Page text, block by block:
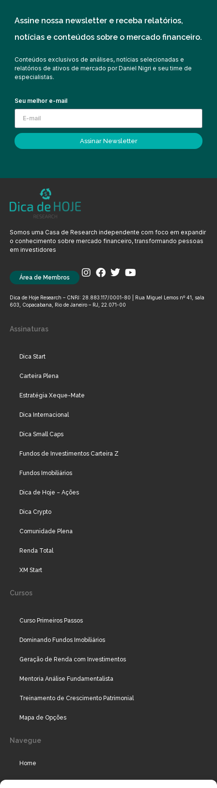
Assine nossa newsletter e receba relatórios,
notícias e conteúdos sobre o mercado financeiro.
Conteúdos exclusivos de análises, notícias selecionadas e
relatórios de ativos de mercado por Daniel Nigri e seu time de
especialistas.
Seu melhor e-mail
Assinar Newsletter
Somos uma Casa de Research independente com foco em expandir
o conhecimento sobre mercado financeiro, transformando pessoas
em investidores
Área de Membros
Dica de Hoje Research – CNPJ: 28.883.117/0001-80 | Rua Miguel Lemos nº 41, sala
603, Copacabana, Rio de Janeiro – RJ, 22.071-00
Assinaturas
Dica Start
Carteira Plena
Estratégia Xeque-Mate
Dica Internacional
Dica Small Caps
Fundos de Investimentos Carteira Z
Fundos Imobiliários
Dica de Hoje – Ações
Dica Crypto
Comunidade Plena
Renda Total
XM Start
Cursos
Curso Primeiros Passos
Dominando Fundos Imobiliários
Geração de Renda com Investimentos
Mentoria Análise Fundamentalista
Treinamento de Crescimento Patrimonial
Mapa de Opções
Navegue
Home